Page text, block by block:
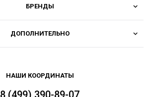
БРЕНДЫ
ДОПОЛНИТЕЛЬНО
НАШИ КООРДИНАТЫ
8 (499) 390-89-07